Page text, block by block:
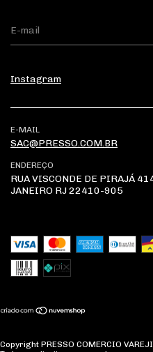
Instagram
E-MAIL
SAC@PRESSO.COM.BR
ENDEREÇO
RUA VISCONDE DE PIRAJÁ
JANEIRO RJ 22410-905
Copyright PRESSO COMERCIO